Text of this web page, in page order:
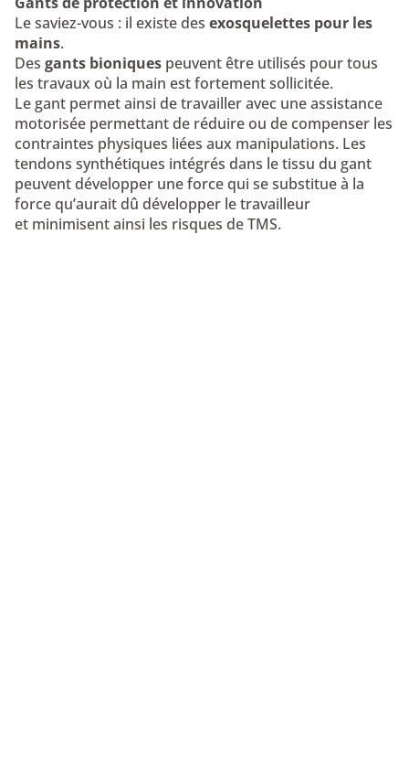
Le saviez-vous : il existe des exosquelettes pour les
mains.
Des gants bioniques peuvent être utilisés pour tous
les travaux où la main est fortement sollicitée.
Le gant permet ainsi de travailler avec une assistance
motorisée permettant de réduire ou de compenser les
contraintes physiques liées aux manipulations. Les
tendons synthétiques intégrés dans le tissu du gant
peuvent développer une force qui se substitue à la
force qu’aurait dû développer le travailleur
et minimisent ainsi les risques de TMS.